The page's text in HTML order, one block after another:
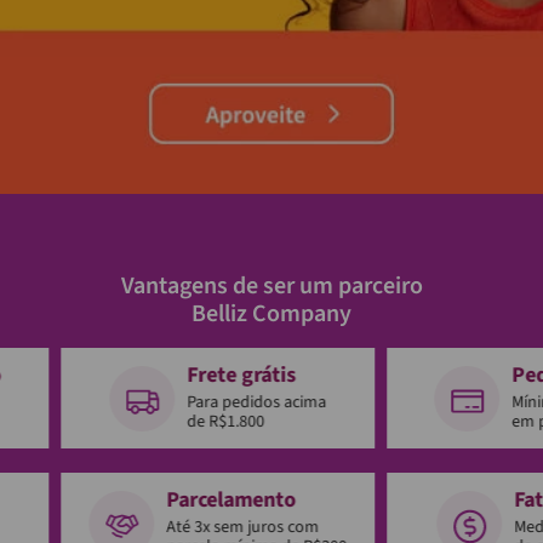
Vantagens de ser um parceiro
Belliz Company
Frete grátis
Para pedidos acima
de R$1.800
Parcelamento
Até 3x sem juros com
em